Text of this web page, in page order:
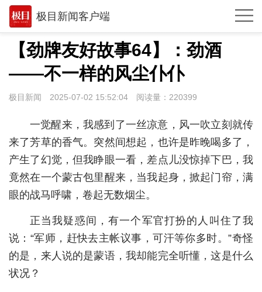
极目新闻客户端
推荐
时政
武汉
世相
环球
极客圈
经济
【劲牌友好故事64】：劲酒
——不一样的风尘仆仆
极目新闻 2025-07-02 15:52:04 阅读量： 220399
一觉醒来，我感到了一丝凉意，风一吹立刻就传
来了芳草的香气。突然间想起，也许是昨晚喝多了，
产生了幻觉，但我睁眼一看，差点儿没惊掉下巴，我
竟然在一个蒙古包里醒来，当我起身，掀起门帘，满
眼的战马呼啸，卷起无数烟尘。
正当我疑惑间，有一个军官打扮的人叫住了我
说：“军师，赶快去主帐议事，可汗等你多时。”奇怪
的是，来人说的是蒙语，我却能完全听懂，这是什么
状况？